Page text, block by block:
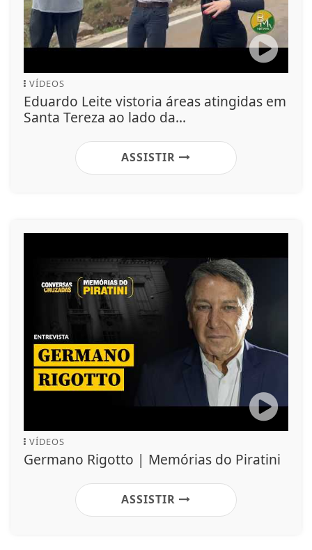
VÍDEOS
Eduardo Leite vistoria áreas atingidas em
Santa Tereza ao lado da...
ASSISTIR
VÍDEOS
Germano Rigotto | Memórias do Piratini
ASSISTIR